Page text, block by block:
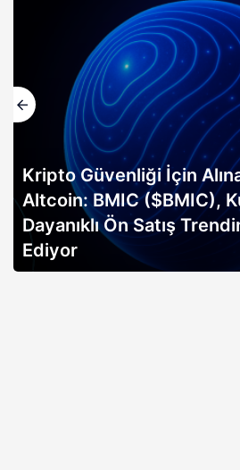
Kripto Güvenliği İçin
Altcoin: BMIC ($BMIC),
Dayanıklı Ön Satış
Ediyor